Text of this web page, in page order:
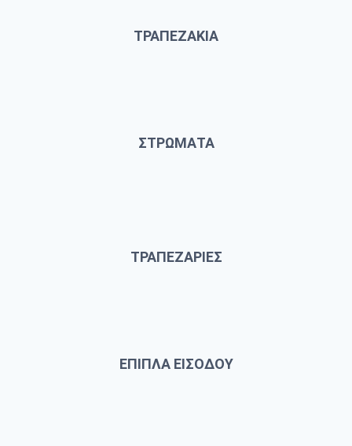
ΤΡΑΠΕΖΑΚΙΑ
ΣΤΡΩΜΑΤΑ
ΤΡΑΠΕΖΑΡΙΕΣ
ΕΠΙΠΛΑ ΕΙΣΟΔΟΥ